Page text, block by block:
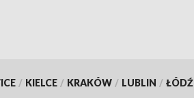
/ KIELCE / KRAKÓW / LUBLIN / ŁÓDŹ